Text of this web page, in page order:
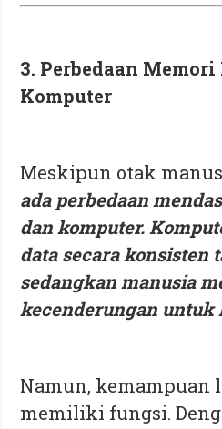
3. Perbedaan
Komputer
Meskipun otak
ada perbedaan
dan komputer.
data secara konsisten
sedangkan manusia
kecenderungan untuk
Namun, kemampuan
memiliki fungsi.